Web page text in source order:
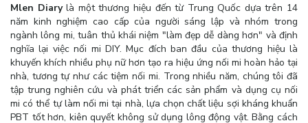
Mlen Diarylà một thương hiệu đến từ Trung Quốc dựa trên 14
năm kinh nghiệm cao cấp của người sáng lập và nhóm trong
ngành lông mi, tuân thủ khái niệm "làm đẹp dễ dàng hơn" và định
nghĩa lại việc nối mi DIY. Mục đích ban đầu của thương hiệu là
khuyến khích nhiều phụ nữ hơn tạo ra hiệu ứng nối mi hoàn hảo tại
nhà, tương tự như các tiệm nối mi. Trong nhiều năm, chúng tôi đã
tập trung nghiên cứu và phát triển các sản phẩm và dụng cụ nối
mi có thể tự làm nối mi tại nhà, lựa chọn chất liệu sợi kháng khuẩn
PBT tốt hơn, kiên quyết không sử dụng lông động vật. Bằng cách